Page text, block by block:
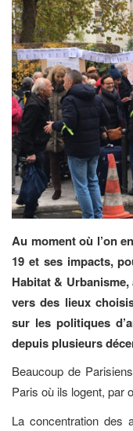
Au moment où l’on
19 et ses impacts,
Habitat &
vers des lieux
sur les politiques
depuis plusieurs
Beaucoup de
Paris où ils logent, par
La concentration des